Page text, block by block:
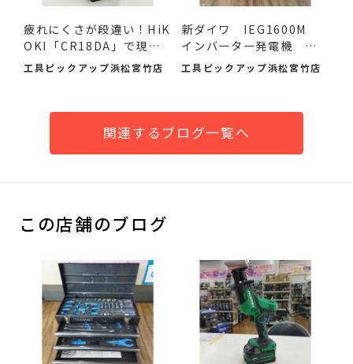
疲れにくさが段違い！HiK
OKI「CR18DA」で現場
の作...
工具ピックアップ浜松宮竹店
新ダイワ IEG1600M
インバーター発電機 入
荷し...
工具ピックアップ浜松宮竹店
関連するブログ一覧へ
この店舗のブログ